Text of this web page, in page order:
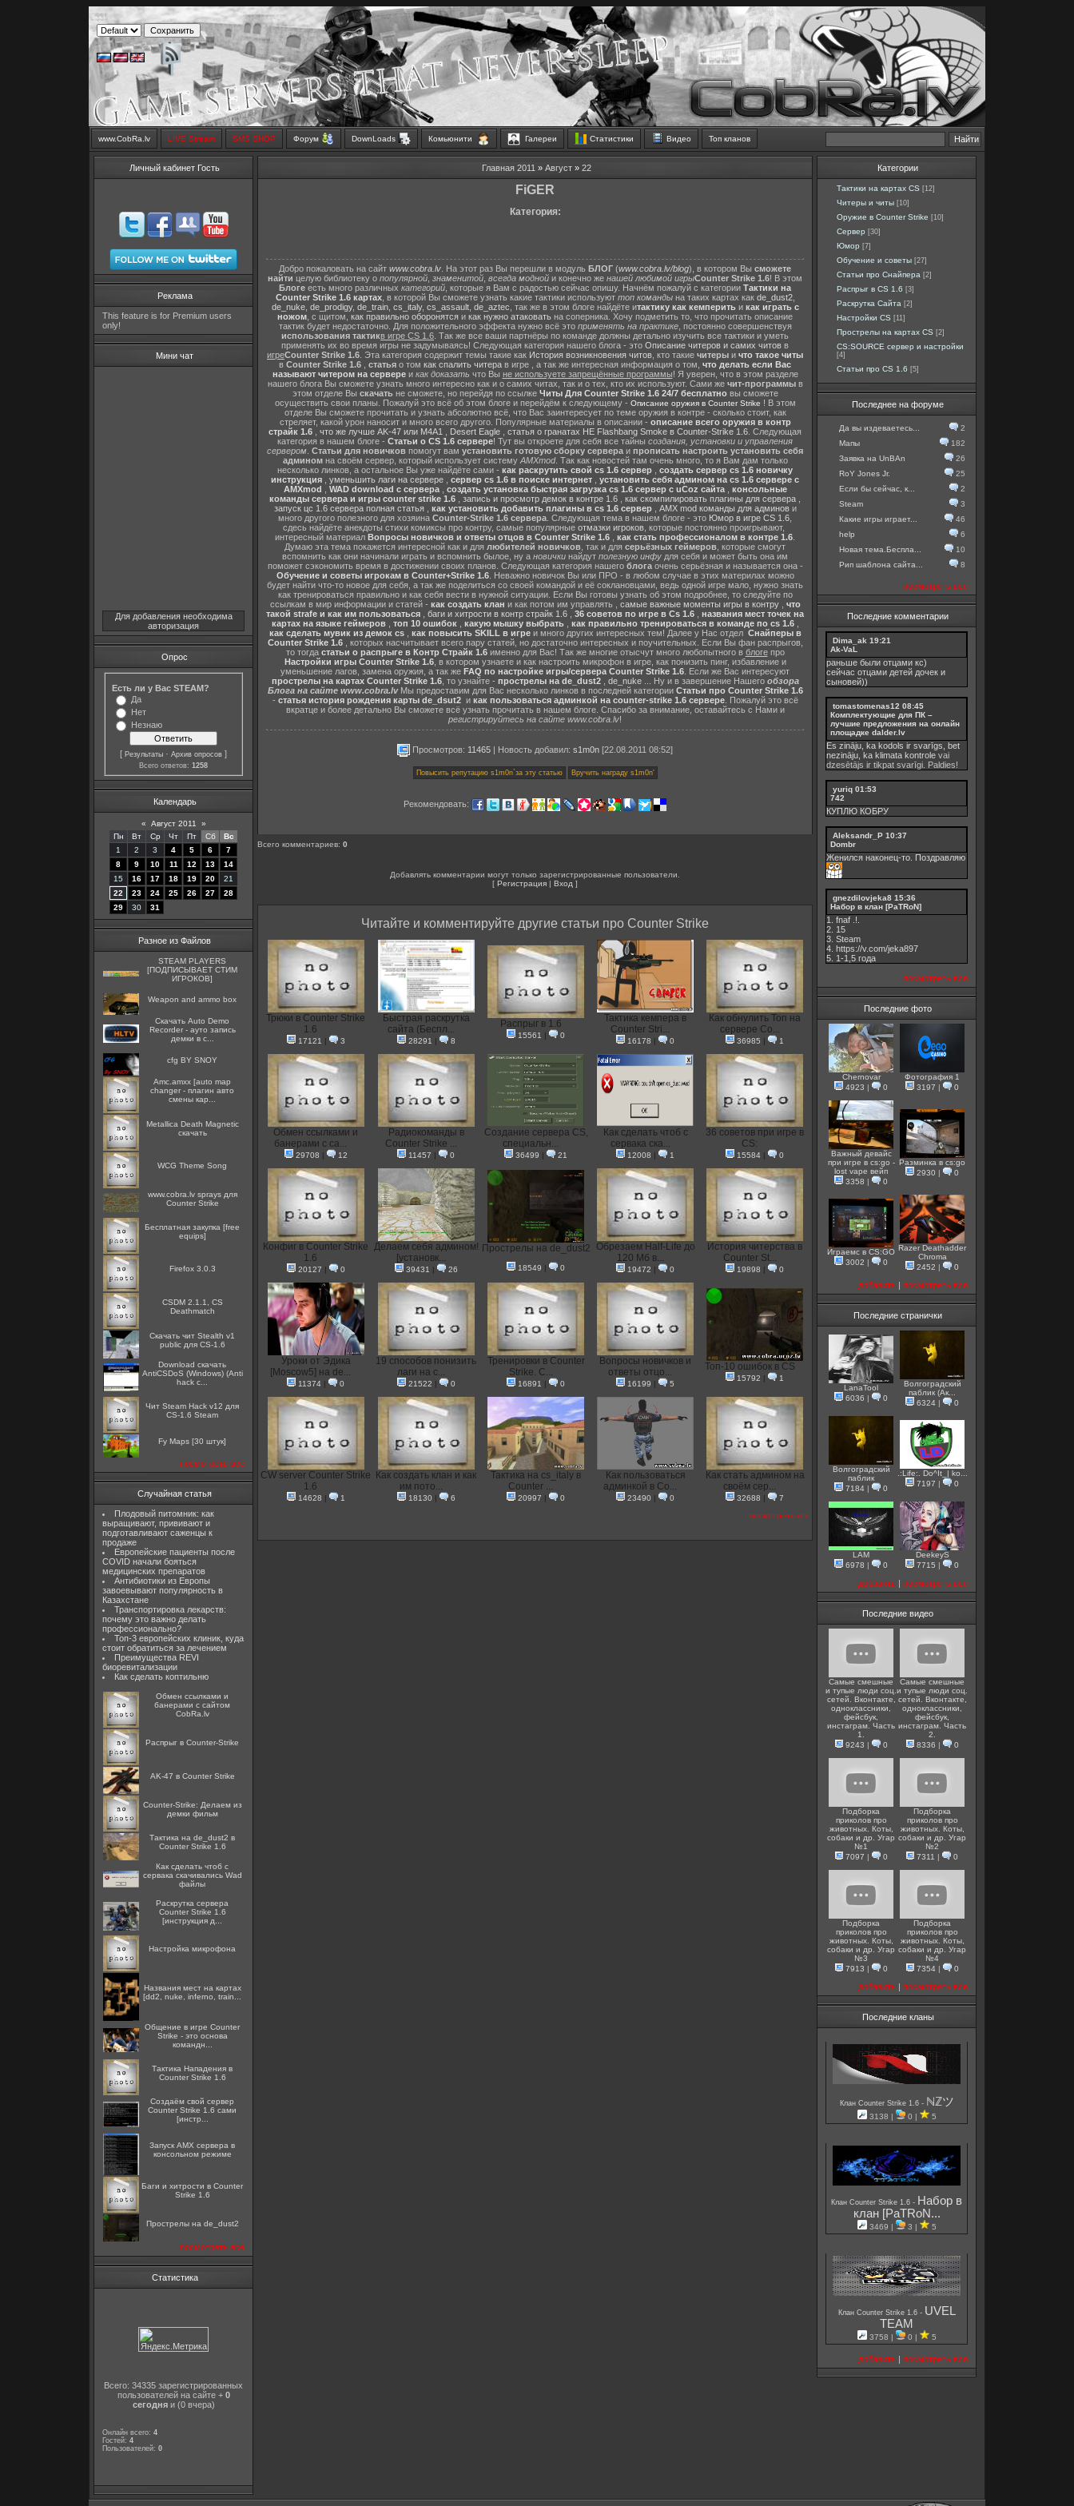
www.CobRa.lv LIVE Stream SMS SHOP Форум DownLoads Комьюнити Галереи Статистики Видео Топ кланов
Личный кабинет Гость
Реклама
This feature is for Premium users
only!
Мини чат
Для добавления необходима
авторизация
Опрос
Есть ли у Вас STEAM?
Да
Нет
Незнаю
[ Результаты · Архив опросов ]
Всего ответов: 1258
Календарь
« Август 2011
»
Пн
Вт Ср Чт Пт Сб
Вс
1
2 3 4 5 6
7
8
9 10 11 12 13
14
15
16 17 18 19 20
21
22
23 24 25 26 27
28
29
30 31
Разное из Файлов
STEAM PLAYERS
[ПОДПИСЫВАЕТ СТИМ
ИГРОКОВ]
Weapon and ammo box
Скачать Auto Demo
Recorder - ауто запись
демки в c...
cfg BY SNOY
Amc.amxx [auto map
changer - плагин авто
смены кар...
Metallica Death Magnetic
скачать
WCG Theme Song
www.cobra.lv sprays для
Counter Strike
Бесплатная закупка [free
equips]
Firefox 3.0.3
CSDM 2.1.1, CS
Deathmatch
Скачать чит Stealth v1
public для CS-1.6
Download скачать
AntiCSDoS (Windows) (Anti
hack c...
Чит Steam Hack v12 для
CS-1.6 Steam
Fy Maps [30 штук]
посмотреть все
Случайная статья
Плодовый питомник: как
выращивают, прививают и
подготавливают саженцы к
продаже
Европейские пациенты после
COVID начали бояться
медицинских препаратов
Антибиотики из Европы
завоевывают популярность в
Казахстане
Транспортировка лекарств:
почему это важно делать
профессионально?
Топ-3 европейских клиник, куда
стоит обратиться за лечением
Преимущества REVI
биоревитализации
Как сделать коптильню
Oбмен ссылками и
банерами с сайтом
CobRa.lv
Распрыг в Counter-Strike
AK-47 в Counter Strike
Counter-Strike: Делаем из
демки фильм
Тактика на de_dust2 в
Counter Strike 1.6
Как сделать чтоб с
сервака скачивались Wad
файлы
Раскрутка сервера
Counter Strike 1.6
[инструкция д...
Настройка микрофона
Названия мест на картах
[dd2, nuke, inferno, train...
Общение в игре Counter
Strike - это основа
командн...
Тактика Нападения в
Counter Strike 1.6
Создаём свой сервер
Counter Strike 1.6 сами
[инстр...
Запуск AMX сервера в
консольном режиме
Баги и хитрости в Counter
Strike 1.6
Прострелы на de_dust2
посмотреть все
Статистика
Всего: 34335 зарегистрированных
пользователей на сайте + 0
сегодняи (0 вчера)
Онлайн всего: 4
Гостей: 4
Пользователей: 0
Главная 2011 » Август » 22
FiGER
Категория:
Добро пожаловать на сайт www.cobra.lv . На этот раз Вы перешли в модуль БЛОГ (www.cobra.lv/blog), в котором Вы сможете
найти целую библиотеку о популярной знаменитой всегда модной и конечно же нашей любимой игрыCounter Strike 1.6! В этом
Блоге есть много различных категорий , которые я Вам с радостью сейчас опишу. Начнём пожалуй с категории Тактики на
Counter Strike 1.6 картах, в которой Вы сможете узнать какие тактики используют топ командына таких картах как de_dust2,
de_nuke, de_prodigy, de_train, cs_italy, cs_assault, de_aztec , так же в этом блоге найдёте итактику как кемперитьи как играть с
ножом , с щитом, как правильно оборонятся и как нужно атаковать на соперника. Хочу подметить то, что прочитать описание
тактик будет недостаточно. Для положительного эффекта нужно всё это применять на практике, постоянно совершенствуя
использования тактикв игре CS 1.6 . Так же все ваши партнёры по команде должны детально изучить все тактики и уметь
применять их во время игры не задумываясь! Следующая категория нашего блога - это Описание читеров и самих читов в
игреCounter Strike 1.6 . Эта категория содержит темы такие как История возникновения читов , кто такие читеры и что такое читы
в Counter Strike 1.6 статья о том как спалить читера в игре , а так же интересная информация о том, что делать если Вас
называют читером на сервереи как доказать что Вы не используете запрещённые программы! Я уверен, что в этом разделе
нашего блога Вы сможете узнать много интересно как и о самих читах, так и о тех, кто их используют. Сами же чит-программыв
этом отделе Вы скачатьне сможете, но перейдя по ссылке Читы Для Counter Strike 1.6 24/7 бесплатновы сможете
осуществить свои планы. Пожалуй это всё об этом блоге и перейдём к следующему - Описание оружия в Counter Strike ! В этом
отделе Вы сможете прочитать и узнать абсолютно всё, что Вас заинтересует по теме оружия в контре - сколько стоит, как
стреляет, какой урон наносит и много всего другого. Популярные материалы в описании - описание всего оружия в контр
страйк 1.6
что же лучше AK-47 или M4A1 Desert Eagle статья о гранатах HE Flashbang Smoke в Counter-Strike 1.6 . Следующая
категория в нашем блоге - Статьи о CS 1.6 сервере! Тут вы откроете для себя все тайны создания, установки и управления
сервером Статьи для новичков помогут вам установить готовую сборку сервера и прописать настроить установить себя
админомна своём сервер, который использует систему AMXmod. Так как новостей там очень много, то я Вам дам только
несколько линков, а остальное Вы уже найдёте сами - как раскрутить свой cs 1.6 сервер
создать сервер cs 1.6 новичку
инструкция
уменьшить лаги на сервере сервер cs 1.6 в поиске интернет
установить себя админом на cs 1.6 сервере с
AMXmod
WAD download с сервера, создать установка быстрая загрузка cs 1.6 сервер с uCoz сайта, консольные
команды сервера и игры counter strike 1.6
запись и просмотр демок в контре 1.6 как скомпилировать плагины для сервера
запуск цс 1.6 сервера полная статья, как установить добавить плагины в cs 1.6 сервер, AMX mod команды для админови
много другого полезного для хозяина Counter-Strike 1.6 сервера . Следующая тема в нашем блоге - это Юмор в игре CS 1.6
сдесь найдёте анекдоты стихи комиксы про контру, самые популярные отмазки игроков , которые постоянно проигрывают,
интересный материал Вопросы новичков и ответы отцов в Counter Strike 1.6 как стать профессионалом в контре 1.6
Думаю эта тема покажется интересной как и для любителей новичков , так и для серьёзных геймеров , которые смогут
вспомнить как они начинали играть и вспомнить былое, ну а новички найдут полезную инфу для себя и может быть она им
поможет сэкономить время в достижении своих планов. Следующая категория нашего блогаочень серьёзная и называется она -
Обучение и советы игрокам в Counter+Strike 1.6. Неважно новичок Вы или ПРО - в любом случае в этих материлах можно
будет найти что-то новое для себя, а так же поделиться со своей командой и её соклановцами, ведь одной игре мало, нужно знать
как тренироваться правильно и как себя вести в нужной ситуации. Если Вы готовы узнать об этом подробнее, то следуйте по
ссылкам в мир информации и статей - как создать клан и как потом им управлять , самые важные моменты игры в контру, что
такой strafe и как им пользоваться
баги и хитрости в контр страйк 1.6 36 советов по игре в Cs 1.6
названия мест точек на
картах на языке геймеров, топ 10 ошибок, какую мышку выбрать, как правильно тренироваться в команде по cs 1.6,
как сделать мувик из демок cs, как повысить SKILL в игреи много других интересных тем! Далее у Нас отдел Снайперы в
Counter Strike 1.6, которых насчитывает всего пару статей, но достаточно интересных и поучительных. Если Вы фан распрыгов,
то тогда статьи о распрыге в Контр Страйк 1.6именно для Вас! Так же многие отысчут много любопытного в блогепро
Настройки игры Counter Strike 1.6, в котором узнаете и как настроить микрофон в игре, как понизить пинг, избавление и
уменьшение лагов, замена оружия, а так же FAQ по настройке игры/сервера Counter Strike 1.6 . Если же Вас интересуют
прострелы на картах Counter Strike 1.6, то узнайте - прострелы на de_dust2, de_nuke... Ну и в завершение Нашего обзора
Блога на сайте www.cobra.lvМы предоставим для Вас несколько линков в последней категории Статьи про Counter Strike 1.6
- статья история рождения карты de_dsut2и как пользоваться админкой на counter-strike 1.6 сервере. Пожалуй это всё
вкратце и более детально Вы сможете всё узнать прочитать в нашем блоге. Спасибо за внимание, оставайтесь с Нами и
регистрируйтесь на сайте www.cobra.lv!
Просмотров: 11465 | Новость добавил: s1m0n [22.08.2011 08:52]
Рекомендовать:
Всего комментариев: 0
Добавлять комментарии могут только зарегистрированные пользователи.
[ Регистрация | Вход ]
Читайте и комментируйте другие статьи про Counter Strike
Трюки в Counter Strike
1.6
17121 | 3
Быстрая раскрутка
сайта (Беспл...
28291 | 8
Распрыг в 1.6
15561 | 0
Тактика кемпера в
Counter Stri...
16178 | 0
Как обнулить Топ на
сервере Co...
36985 | 1
Oбмен ссылками и
банерами с са...
29708 | 12
Радиокоманды в
Counter Strike ...
11457 | 0
Создание сервера CS,
специальн...
36499 | 21
Как сделать чтоб с
сервака ска...
12008 | 1
36 советов при игре в
CS:
15584 | 0
Конфиг в Counter Strike
1.6
20127 | 0
Делаем себя админом!
[установк...
39431 | 26
Прострелы на de_dust2
18549 | 0
Обрезаем Half-Life до
120 Мб в...
19472 | 0
История читерства в
Counter St...
19898 | 0
Уроки от Эдика
[Moscow5] на de...
11374 | 0
19 способов понизить
лаги на с...
21522 | 0
Тренировки в Counter
Strike. С...
16891 | 0
Вопросы новичков и
ответы отцо...
16199 | 5
Топ-10 ошибок в CS
15792 | 1
CW server Counter Strike
1.6
14628 | 1
Как создать клан и как
им пото...
18130 | 6
Тактика на cs_italy в
Counter ...
20997 | 0
Как пользоваться
админкой в Co...
23490 | 0
Как стать админом на
своём сер...
32688 |
7
посмотреть все
Категории
Тактики на картах CS [12]
Читеры и читы [10]
Оружие в Counter Strike [10]
Сервер [30]
Юмор [7]
Обучение и советы [27]
Статьи про Снайпера [2]
Распрыг в CS 1.6 [3]
Раскрутка Сайта [2]
Настройки CS [11]
Прострелы на картах CS [2]
CS:SOURCE сервер и настройки
[4]
Статьи про CS 1.6 [5]
Последнее на форуме
Да вы издеваетесь...
2
Мапы
182
Заявка на UnBAn
26
RoY Jones Jr.
25
Если бы сейчас, к...
2
Steam
3
Какие игры играет...
46
help
6
Новая тема.Беспла...
10
Рип шаблона сайта...
8
посмотреть все
Последние комментарии
Dima_ak 19:21
Ak-VaL
раньше были отцами кс)
сейчас отцами детей дочек и
сыновей))
tomastomenas12 08:45
Комплектующие для ПК –
лучшие предложения на онлайн
площадке dalder.lv
Es zināju, ka kodols ir svarīgs, bet
nezināju, ka klimata kontrole vai
dzesētājs ir tikpat svarīgi. Paldies!
yuriq 01:53
742
КУПЛЮ КОБРУ
Aleksandr_P 10:37
Dombr
Женился наконец-то. Поздравляю
gnezdilovjeka8 15:36
Набор в клан [PaTRoN]
1. fnaf .!.
2. 15
3. Steam
4. https://v.com/jeka897
5. 1-1,5 годa
посмотреть все
Последние фото
Chernovar
4923 | 0
Фотография 1
3197 | 0
Важный девайс
при игре в cs:go -
lost vape вейп
3358 | 0
Разминка в cs:go
2930 | 0
Играемс в CS:GO
3002 | 0
Razer Deathadder
Chroma
2452 | 0
добавить | посмотреть все
Последние странички
LanaTool
6036 | 0
Волгоградский
паблик (Ак...
6324 | 0
Волгоградский
паблик
7184 | 0
.:Life:. Do^It_| ko...
7197 | 0
LAM
6978 | 0
DeekeyS
7715 | 0
добавить | посмотреть все
Последние видео
Самые смешные
и тупые люди соц.
сетей. Вконтакте,
одноклассники,
фейсбук,
инстаграм. Часть
1.
9243 | 0
Самые смешные
и тупые люди соц.
сетей. Вконтакте,
одноклассники,
фейсбук,
инстаграм. Часть
2.
8336 | 0
Подборка
приколов про
животных. Коты,
собаки и др. Угар
№1
7097 | 0
Подборка
приколов про
животных. Коты,
собаки и др. Угар
№2
7311 | 0
Подборка
приколов про
животных. Коты,
собаки и др. Угар
№3
7913 | 0
Подборка
приколов про
животных. Коты,
собаки и др. Угар
№4
7354| 0
добавить | посмотреть все
Последние кланы
Клан Counter Strike 1.6 - ℕℤツ
3138 | 0 | 5
Клан Counter Strike 1.6 - Набор в
клан [PaTRoN...
3469 | 3 | 5
Клан Counter Strike 1.6 - UVEL
TEAM
3758 | 0 | 5
добавить | посмотреть все